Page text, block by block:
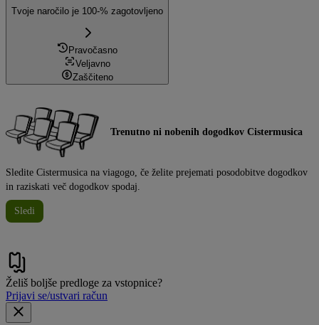
Tvoje naročilo je 100-% zagotovljeno
Pravočasno
Veljavno
Zaščiteno
Trenutno ni nobenih dogodkov Cistermusica
Sledite Cistermusica na viagogo, če želite prejemati posodobitve dogodkov
in raziskati več dogodkov spodaj.
Sledi
Želiš boljše predloge za vstopnice?
Prijavi se/ustvari račun